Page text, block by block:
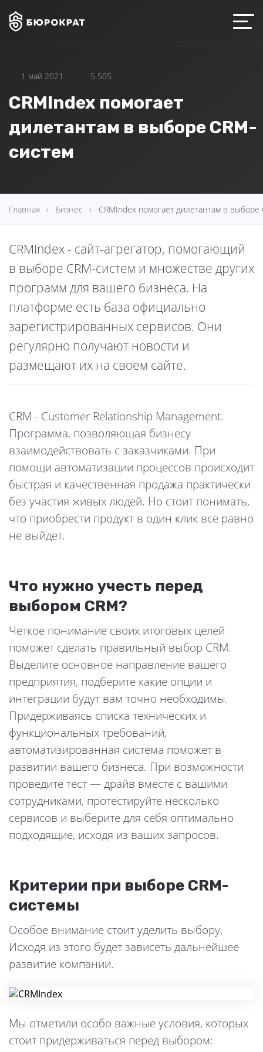
1 май 2021 5 505
CRMIndex помогает
дилетантам в выборе CRM-
систем
Главная Бизнес CRMIndex помогает дилетантам в выборе
CRMIndex - сайт-агрегатор, помогающий
в выборе CRM-систем и множестве других
программ для вашего бизнеса. На
платформе есть база официально
зарегистрированных сервисов. Они
регулярно получают новости и
размещают их на своем сайте.
CRM - Customer Relationship Management.
Программа, позволяющая бизнесу
взаимодействовать с заказчиками. При
помощи автоматизации процессов происходит
быстрая и качественная продажа практически
без участия живых людей. Но стоит понимать,
что приобрести продукт в один клик все равно
не выйдет.
Что нужно учесть перед
выбором CRM?
Четкое понимание своих итоговых целей
поможет сделать правильный выбор CRM.
Выделите основное направление вашего
предприятия, подберите какие опции и
интеграции будут вам точно необходимы.
Придерживаясь списка технических и
функциональных требований,
автоматизированная система поможет в
развитии вашего бизнеса. При возможности
проведите тест — драйв вместе с вашими
сотрудниками, протестируйте несколько
сервисов и выберите для себя оптимально
подходящие, исходя из ваших запросов.
Критерии при выборе CRM-
системы
Особое внимание стоит уделить выбору.
Исходя из этого будет зависеть дальнейшее
развитие компании.
Мы отметили особо важные условия, которых
стоит придерживаться перед выбором: